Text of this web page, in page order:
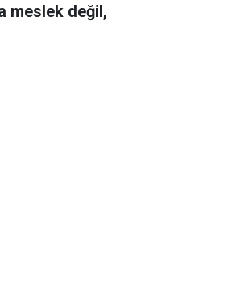
meslek değil,